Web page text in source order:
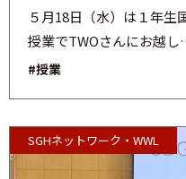
５月18日（水）は１年
授業でTWOさんにお越
#授業
SGHネットワーク・WWL